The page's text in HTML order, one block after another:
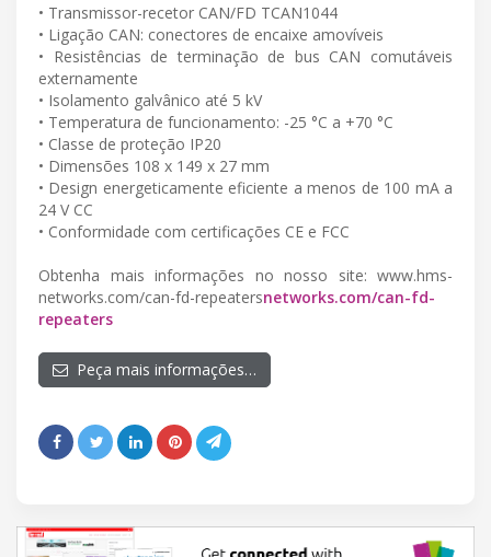
• Transmissor-recetor CAN/FD TCAN1044
• Ligação CAN: conectores de encaixe amovíveis
• Resistências de terminação de bus CAN comutáveis
externamente
• Isolamento galvânico até 5 kV
• Temperatura de funcionamento: -25 °C a +70 °C
• Classe de proteção IP20
• Dimensões 108 x 149 x 27 mm
• Design energeticamente eficiente a menos de 100 mA a
24 V CC
• Conformidade com certificações CE e FCC
Obtenha mais informações no nosso site: www.hms-
networks.com/can-fd-repeatersnetworks.com/can-fd-
repeaters
Peça mais informações…